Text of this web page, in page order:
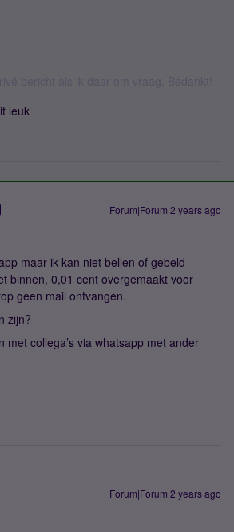
leuk
Forum|Forum|2 years ago
maar ik kan niet bellen of gebeld
binnen, 0,01 cent overgemaakt voor
geen mail ontvangen.
zijn?
met collega’s via whatsapp met ander
Forum|Forum|2 years ago